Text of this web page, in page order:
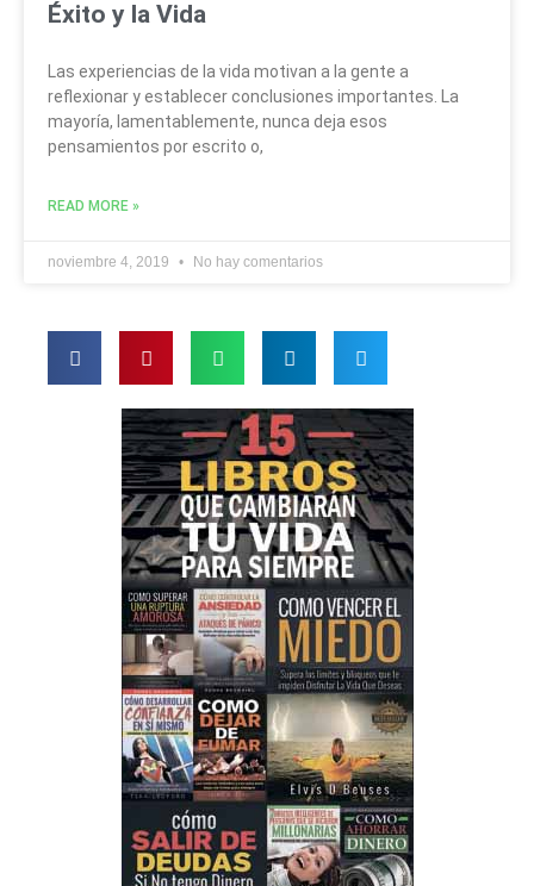
Éxito y la Vida
Las experiencias de la vida motivan a la gente a
reflexionar y establecer conclusiones importantes. La
mayoría, lamentablemente, nunca deja esos
pensamientos por escrito o,
READ MORE »
noviembre 4, 2019 No hay comentarios